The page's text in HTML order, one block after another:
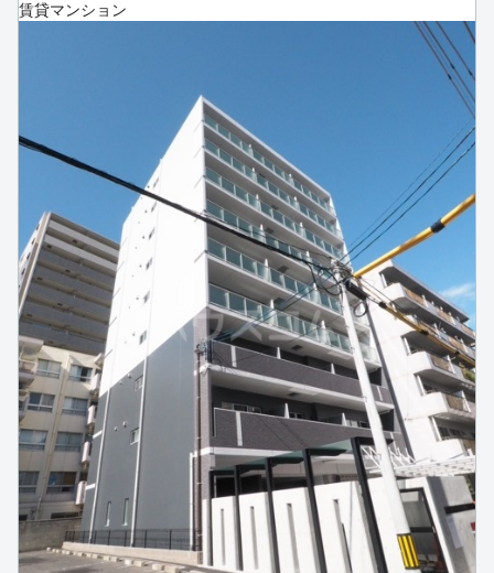
賃貸マンション